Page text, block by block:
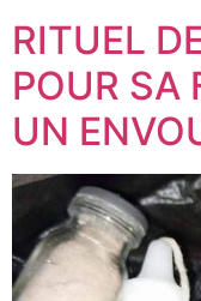
RITUEL
POUR SA
UN